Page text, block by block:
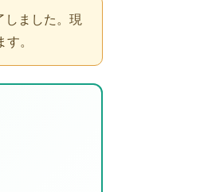
ました。現
。